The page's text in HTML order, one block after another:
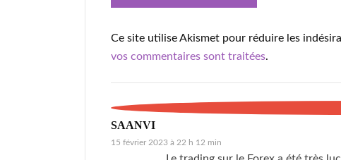
Ce site utilise Akismet pour réduire les
vos commentaires sont traitées.
SAANVI
15 février 2023 à 22 h 12 min